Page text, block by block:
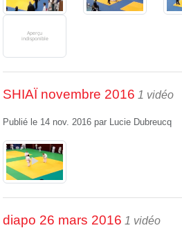
SHIAÏ novembre 2016 1 vidéo
Publié le 14 nov. 2016 par Lucie Dubreucq
diapo 26 mars 2016 1 vidéo